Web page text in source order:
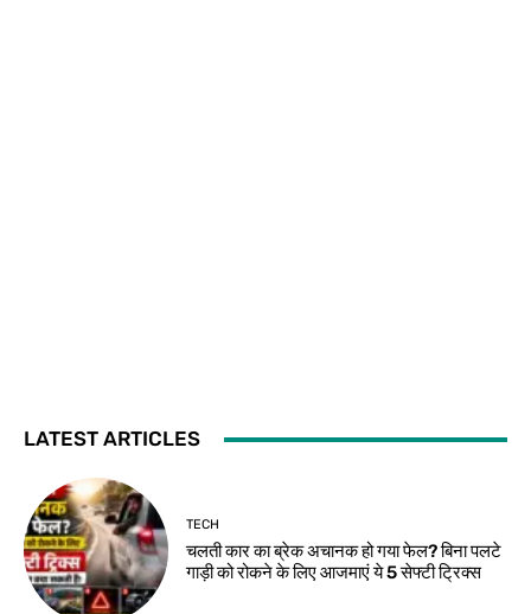
LATEST ARTICLES
TECH
चलती कार का ब्रेक अचानक हो गया फेल? बिना पलटे
गाड़ी को रोकने के लिए आजमाएं ये 5 सेफ्टी ट्रिक्स